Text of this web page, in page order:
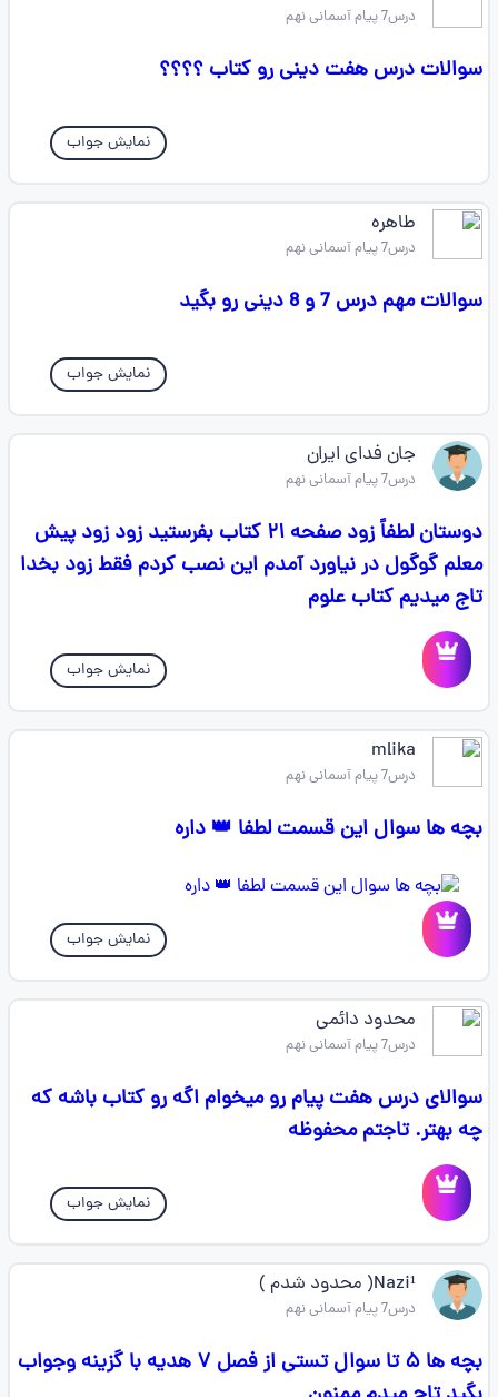
درس7 پیام آسمانی نهم
سوالات درس هفت دینی رو کتاب ؟؟؟؟
نمایش جواب
طاهره
درس7 پیام آسمانی نهم
سوالات مهم درس 7 و 8 دینی رو بگید
نمایش جواب
جان فدای ایران
درس7 پیام آسمانی نهم
دوستان لطفاً زود صفحه ۲۱ کتاب بفرستید زود زود پیش
معلم گوگول در نیاورد آمدم این نصب کردم فقط زود بخدا
تاج میدیم کتاب علوم
نمایش جواب
mlika
درس7 پیام آسمانی نهم
بچه ها سوال این قسمت لطفا 👑 داره
نمایش جواب
محدود دائمی
درس7 پیام آسمانی نهم
سوالای درس هفت پیام رو میخوام اگه رو کتاب باشه که
چه بهتر. تاجتم محفوظه
نمایش جواب
Nazi¹( محدود شدم )
درس7 پیام آسمانی نهم
بچه ها ۵ تا سوال تستی از فصل ۷ هدیه با گزینه وجواب